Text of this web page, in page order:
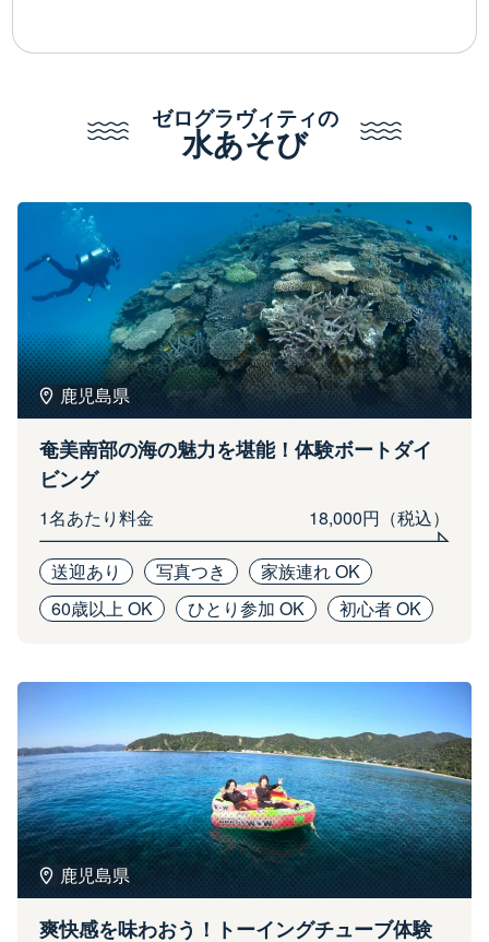
ゼログラヴィティの
水あそび
奄美南部の海の魅力を堪能！体験ボートダイ
ビング
1名あたり料金 18,000円（税込）
送迎あり 写真つき
家族連れ OK
60歳以上 OK
ひとり参加 OK 初心者 OK
鹿児島県
爽快感を味わおう！トーイングチューブ体験
鹿児島県